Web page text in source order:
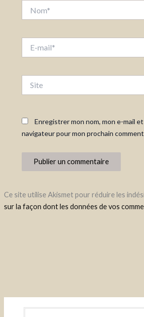
mail*
Enregistrer mon nom, mon e-mail
navigateur pour mon prochain
Ce site utilise Akismet pour réduire les
sur la façon dont les données de vos